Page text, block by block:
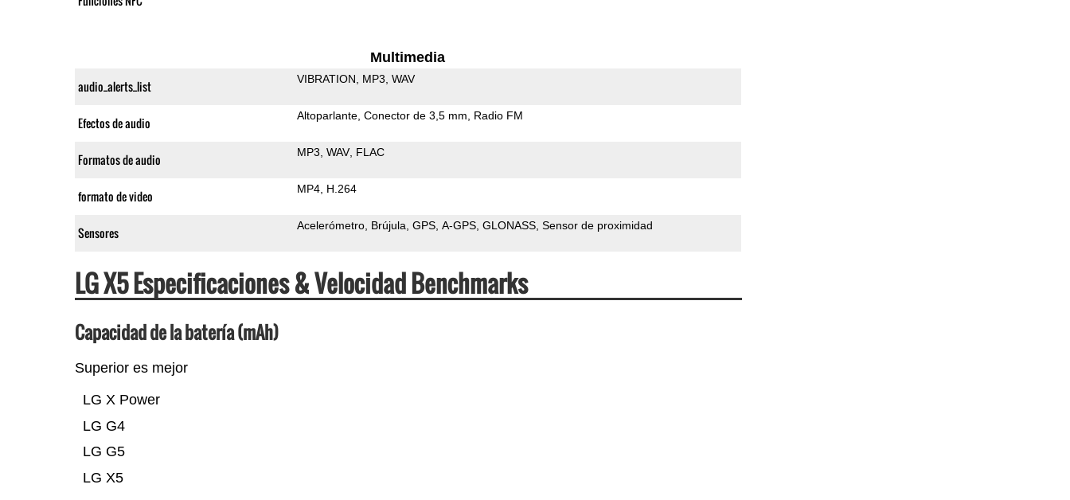
Multimedia
audio_alerts_list VIBRATION MP3 WAV
Efectos de audio Altoparlante Conector de 3,5 mm Radio FM
Formatos de audio MP3 WAV FLAC
formato de video MP4 H.264
Sensores Acelerómetro Brújula GPS A-GPS GLONASS Sensor de proximidad
LG X5 Especificaciones & Velocidad Benchmarks
Capacidad de la batería (mAh)
Superior es mejor
LG X5
LG G5
LG G4
LG X Power